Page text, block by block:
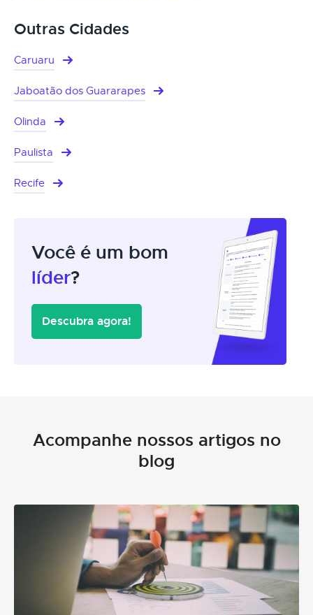
Outras Cidades
Caruaru
Jaboatão dos Guararapes
Olinda
Paulista
Recife
Você é um bom
líder?
Descubra agora!
Acompanhe nossos artigos no
blog